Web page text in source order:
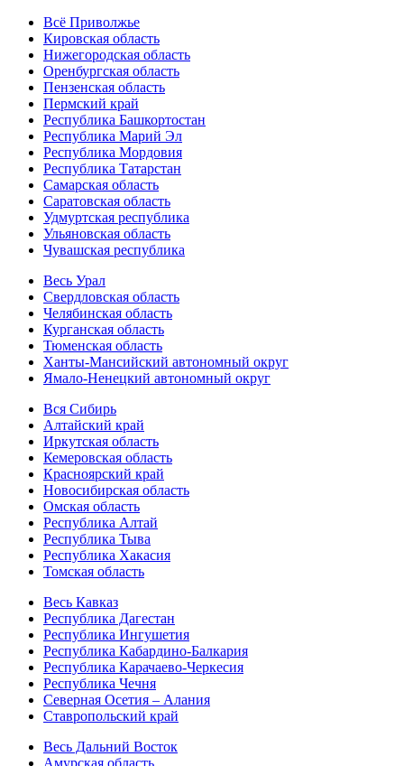
Всё Приволжье
Кировская область
Нижегородская область
Оренбургская область
Пензенская область
Пермский край
Республика Башкортостан
Республика Марий Эл
Республика Мордовия
Республика Татарстан
Самарская область
Саратовская область
Удмуртская республика
Ульяновская область
Чувашская республика
Весь Урал
Свердловская область
Челябинская область
Курганская область
Тюменская область
Ханты-Мансийский автономный округ
Ямало-Ненецкий автономный округ
Вся Сибирь
Алтайский край
Иркутская область
Кемеровская область
Красноярский край
Новосибирская область
Омская область
Республика Алтай
Республика Тыва
Республика Хакасия
Томская область
Весь Кавказ
Республика Дагестан
Республика Ингушетия
Республика Кабардино-Балкария
Республика Карачаево-Черкесия
Республика Чечня
Северная Осетия – Алания
Ставропольский край
Весь Дальний Восток
Амурская область